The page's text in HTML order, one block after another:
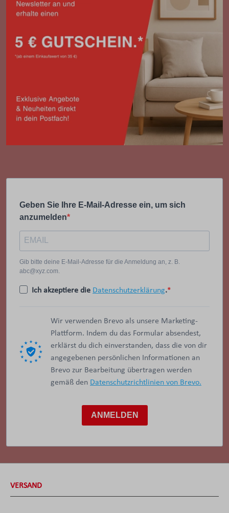
Geben Sie Ihre E-Mail-Adresse ein, um sich
anzumelden
Gib bitte deine E-Mail-Adresse für die Anmeldung an, z. B.
abc@xyz.com.
Ich akzeptiere die Datenschutzerklärung.
Wir verwenden Brevo als unsere Marketing-
Plattform. Indem du das Formular absendest,
erklärst du dich einverstanden, dass die von dir
angegebenen persönlichen Informationen an
Brevo zur Bearbeitung übertragen werden
gemäß den Datenschutzrichtlinien von Brevo.
ANMELDEN
VERSAND